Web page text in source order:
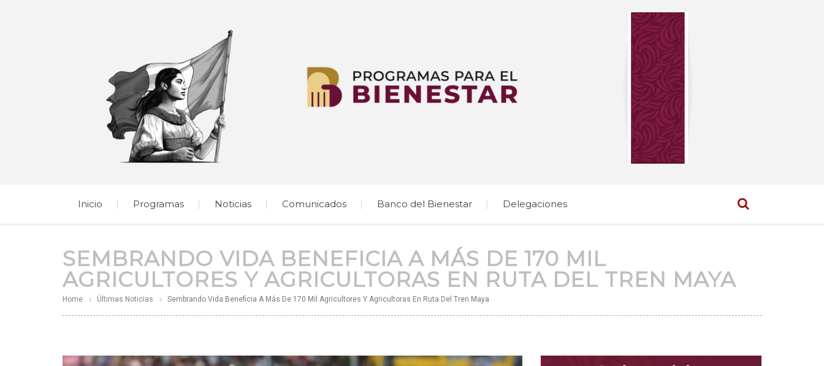
Inicio Programas Noticias Comunicados Banco del Bienestar Delegaciones
SEMBRANDO VIDA BENEFICIA A MÁS DE 170 MIL
AGRICULTORES Y AGRICULTORAS EN RUTA DEL TREN MAYA
Home Últimas Noticias Sembrando Vida Beneficia A Más De 170 Mil Agricultores Y Agricultoras En Ruta Del Tren Maya